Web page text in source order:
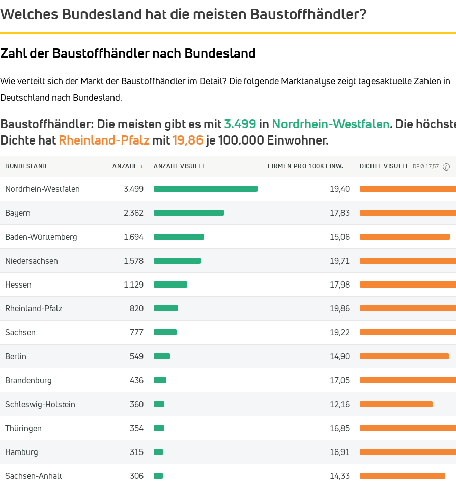
Welches Bundesland hat die meisten Baustoffhändler?
Zahl der Baustoffhändler nach Bundesland
Wie verteilt sich der Markt der Baustoffhändler im Detail? Die folgende Marktanalyse zeigt tagesaktuelle Zahlen in
Deutschland nach Bundesland.
Baustoffhändler: Die meisten gibt es mit3.499 in Nordrhein-Westfalen. Die
Dichte hat Rheinland-Pfalzmit19,86 je 100.000 Einwohner.
BUNDESLAND ANZAHL ↓ ANZAHL VISUELL FIRMEN PRO 100K EINW. DICHTE VISUELL DE Ø 17,57 i
Nordrhein-Westfalen 3.499 19,40
Bayern 2.362 17,83
Baden-Württemberg 1.694 15,06
Niedersachsen 1.578 19,71
Hessen 1.129 17,98
Rheinland-Pfalz 820 19,86
Sachsen 777 19,22
Berlin 549 14,90
Brandenburg 436 17,05
Schleswig-Holstein 360 12,16
Thüringen 354 16,85
Hamburg 315 16,91
Sachsen-Anhalt 306 14,33